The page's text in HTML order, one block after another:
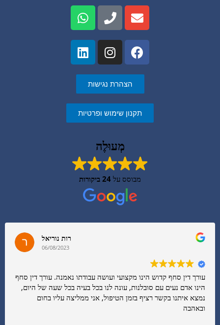
הצהרת נגישות
תקנון שימוש ופרטיות
מְעוּלֶה
מבוסס על 24 ביקורות
רות נוריאל
06/08/2023
עורך דין סחף קדוש הינו מקצועי ועושה עבודתו נאמנה. עורך דין סחף
הינו אדם נעים עם סובלנות, עונה לנו בכל בעיה בכל שעה של היום,
נמצא איתנו בקשר רציף בזמן הטיפול, אני ממליצה עליו בחום
ובאהבה